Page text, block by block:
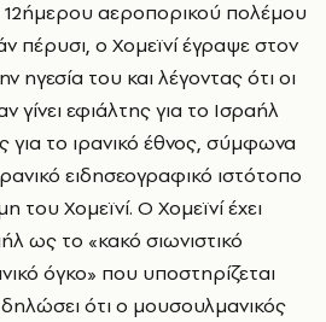
12ήμερου αεροπορικού πολέμου
πέρυσι, ο Χομεϊνί έγραψε στον
ηγεσία του και λέγοντας ότι οι
γίνει εφιάλτης για το Ισραήλ
για το ιρανικό έθνος, σύμφωνα
ειδησεογραφικό ιστότοπο
Χομεϊνί. Ο Χομεϊνί έχει
ως το «κακό σιωνιστικό
όγκο» που υποστηρίζεται
ότι ο μουσουλμανικός